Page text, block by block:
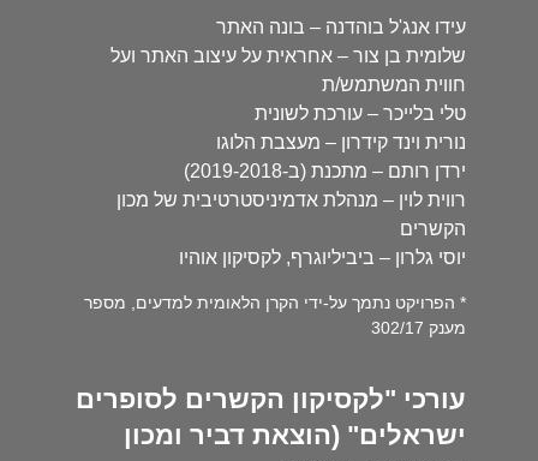
עידו אנג'ל בוהדנה – בונה האתר
שלומית בן צור – אחראית על עיצוב האתר ועל
חווית המשתמש/ת
טלי בלייכר – עורכת לשונית
נורית וינד קידרון – מעצבת הלוגו
ירדן רותם – מתכנת (ב-2019-2018)
רווית לוין – מנהלת אדמיניסטרטיבית של מכון
הקשרים
יוסי גלרון – ביביליוגרף, לקסיקון אוהיו
* הפרויקט נתמך על-ידי הקרן הלאומית למדעים, מספר
מענק 302/17
עורכי "לקסיקון הקשרים לסופרים
ישראלים" (הוצאת דביר ומכון